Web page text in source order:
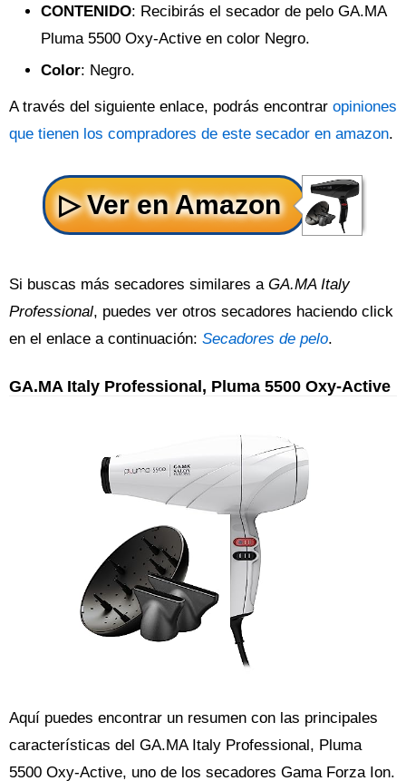
CONTENIDO: Recibirás el secador de pelo GA.MA
Pluma 5500 Oxy-Active en color Negro.
Color: Negro.
A través del siguiente enlace, podrás encontrar opiniones
que tienen los compradores de este secador en amazon.
Si buscas más secadores similares a GA.MA Italy
Professional, puedes ver otros secadores haciendo click
en el enlace a continuación: Secadores de pelo.
GA.MA Italy Professional, Pluma 5500 Oxy-Active
Aquí puedes encontrar un resumen con las principales
características del GA.MA Italy Professional, Pluma
5500 Oxy-Active, uno de los secadores Gama Forza Ion.